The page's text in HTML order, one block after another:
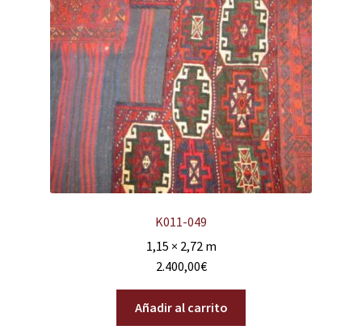
K011-049
1,15 × 2,72 m
2.400,00€
Añadir al carrito